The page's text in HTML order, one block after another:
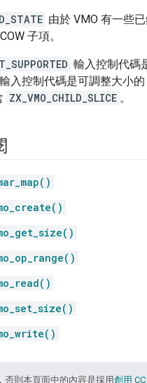
由於 VMO 有一些
子項。
輸入控制代碼
入控制代碼是可調整大小的
ZX_VMO_CHILD_SLICE 。
否則本頁面中的內容是採用創用